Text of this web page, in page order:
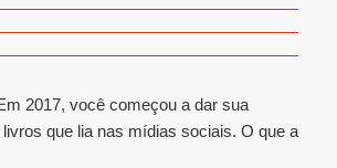
2017, você começou a dar sua
que lia nas mídias sociais. O que a